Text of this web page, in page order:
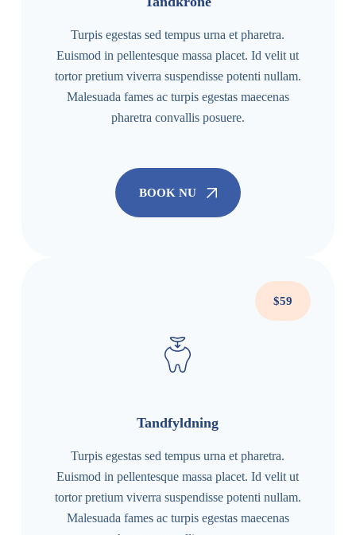
Turpis egestas sed tempus urna et pharetra.
Euismod in pellentesque massa placet. Id velit ut
tortor pretium viverra suspendisse potenti nullam.
Malesuada fames ac turpis egestas maecenas
pharetra convallis posuere.
BOOK NU
$59
Tandfyldning
Turpis egestas sed tempus urna et pharetra.
Euismod in pellentesque massa placet. Id velit ut
tortor pretium viverra suspendisse potenti nullam.
Malesuada fames ac turpis egestas maecenas